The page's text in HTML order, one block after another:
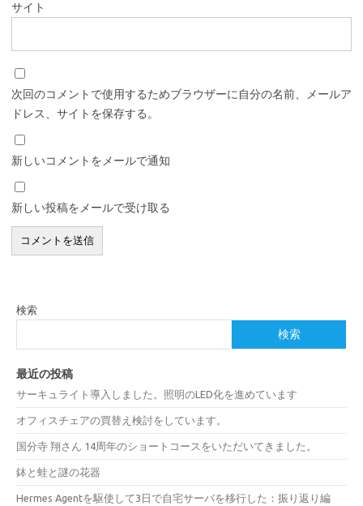
サイト
次回のコメントで使用するためブラウザーに自分の名前、メールア
ドレス、サイトを保存する。
新しいコメントをメールで通知
新しい投稿をメールで受け取る
検索
検索
最近の投稿
サーキュライト導入しました。照明のLED化を進めています
オフィスチェアの買替え検討をしています。
国分寺 翔さん 14周年のショートコースをいただいてきました。
鉢と蛙と謎の花器
Hermes Agentを駆使して3日で自宅サーバを移行した：振り返り編